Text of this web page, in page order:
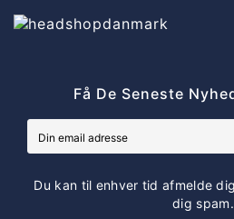
Få De Seneste
Du kan til enhver tid afmelde
dig spam.